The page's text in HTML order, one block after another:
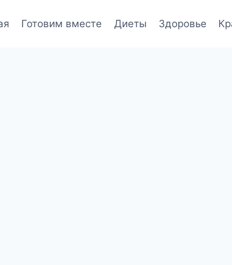
Готовим вместе Диеты Здоровье